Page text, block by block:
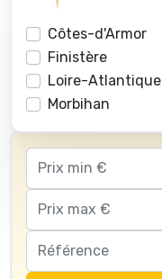
Côtes-d'Armor
Finistère
Loire-Atlantique
Morbihan